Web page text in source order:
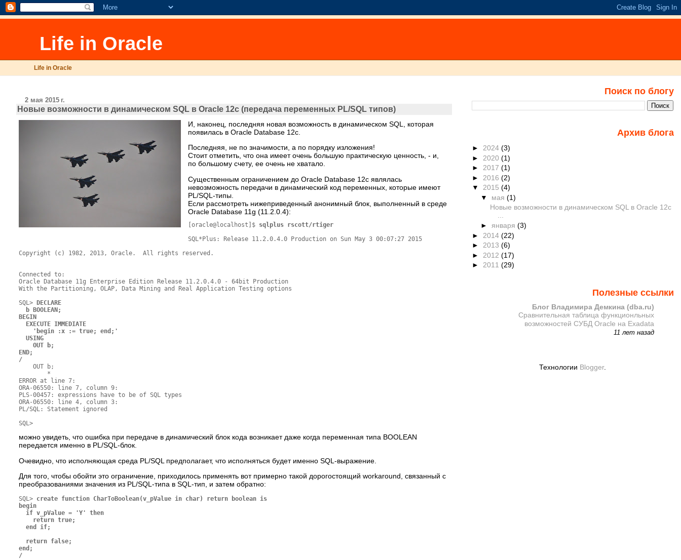
Life in Oracle
Life in Oracle
2 мая 2015 г.
Новые возможности в динамическом SQL в Oracle 12c (передача переменных PL/SQL типов)
И, наконец, последняя новая возможность в динамическом SQL, которая
появилась в Oracle Database 12c.
Последняя, не по значимости, а по порядку изложения!
Стоит отметить, что она имеет очень большую практическую ценность, - и,
по большому счету, ее очень не хватало.
Существенным ограничением до Oracle Database 12c являлась
невозможность передачи в динамический код переменных, которые имеют
PL/SQL-типы.
Если рассмотреть нижеприведенный анонимный блок, выполненный в среде
Oracle Database 11g (11.2.0.4):
[oracle@localhost]$ sqlplus rscott/rtiger
SQL*Plus: Release 11.2.0.4.0 Production on Sun May 3 00:07:27 2015
Copyright (c) 1982, 2013, Oracle.  All rights reserved.
Connected to:
Oracle Database 11g Enterprise Edition Release 11.2.0.4.0 - 64bit Production
With the Partitioning, OLAP, Data Mining and Real Application Testing options
SQL>
DECLARE
  b BOOLEAN;
BEGIN
  EXECUTE IMMEDIATE
    'begin :x := true; end;'
  USING
    OUT b;
END;
/
    OUT b;
        *
ERROR at line 7:
ORA-06550: line 7, column 9:
PLS-00457: expressions have to be of SQL types
ORA-06550: line 4, column 3:
PL/SQL: Statement ignored
можно увидеть, что ошибка при передаче в динамический блок кода возникает даже когда переменная типа BOOLEAN
передается именно в PL/SQL-блок.
Очевидно, что исполняющая среда PL/SQL предполагает, что исполняться будет именно SQL-выражение.
Для того, чтобы обойти это ограничение, приходилось применять вот примерно такой дорогостоящий workaround, связанный с
преобразованиями значения из PL/SQL-типа в SQL-тип, и затем обратно:
SQL> create function CharToBoolean(v_pValue in char) return boolean is
begin
  if v_pValue = 'Y' then
    return true;
  end if;
  return false;
end;
/
Поиск по блогу
Архив блога
► 2024 (3)
► 2020 (1)
► 2017 (1)
► 2016 (2)
▼ 2015 (4)
▼ мая (1)
Новые возможности в динамическом SQL в Oracle 12c
...
► января (3)
► 2014 (22)
► 2013 (6)
► 2012 (17)
► 2011 (29)
Полезные ссылки
Блог Владимира Демкина (dba.ru)
Сравнительная таблица функционльных
возможностей СУБД Oracle на Exadata
11 лет назад
Технологии Blogger.